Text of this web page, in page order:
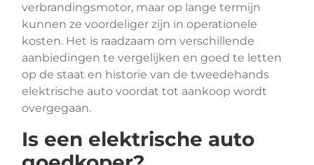
verbrandingsmotor, maar op lange termijn
kunnen ze voordeliger zijn in operationele
kosten. Het is raadzaam om verschillende
aanbiedingen te vergelijken en goed te letten
op de staat en historie van de tweedehands
elektrische auto voordat tot aankoop wordt
overgegaan.
Is een elektrische auto